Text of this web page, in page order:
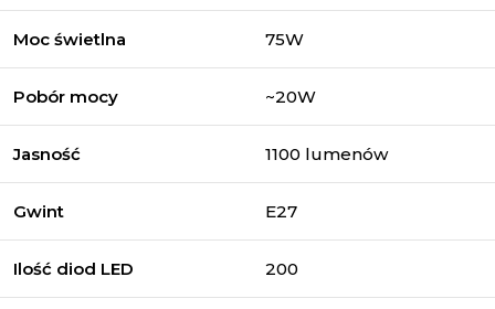
Moc świetlna 75W
Pobór mocy ~20W
Jasność 1100 lumenów
Gwint E27
Ilość diod LED 200